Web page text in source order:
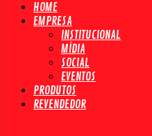
HOME
EMPRESA
INSTITUCIONAL
MÍDIA
SOCIAL
EVENTOS
PRODUTOS
REVENDEDOR